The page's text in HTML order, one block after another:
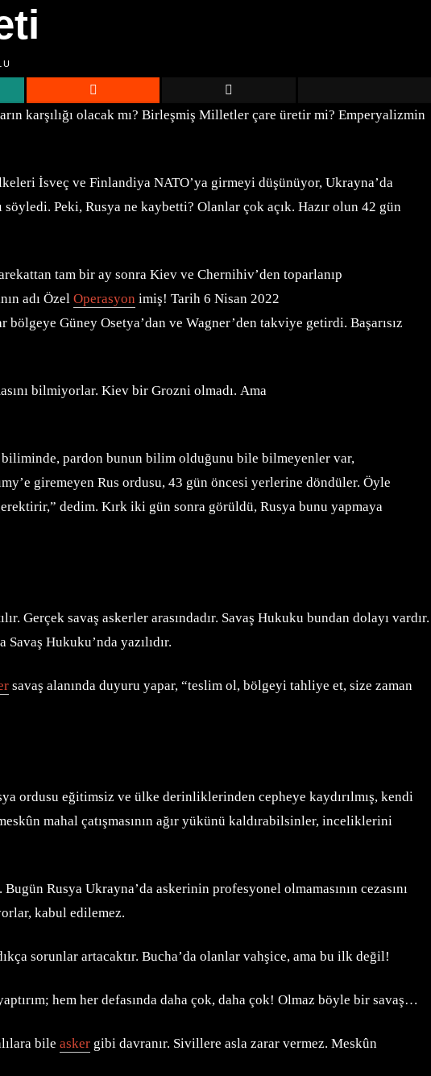
karşılığı olacak mı? Birleşmiş Milletler çare üretir mi? Emperyalizmin
İsveç ve Finlandiya NATO’ya girmeyi düşünüyor, Ukrayna’da
Peki, Rusya ne kaybetti? Olanlar çok açık. Hazır olun 42 gün
tam bir ay sonra Kiev ve Chernihiv’den toparlanıp
adı Özel Operasyon imiş! Tarih 6 Nisan 2022
Güney Osetya’dan ve Wagner’den takviye getirdi. Başarısız
bilmiyorlar. Kiev bir Grozni olmadı. Ama
biliminde, pardon bunun bilim olduğunu bile bilmeyenler var,
giremeyen Rus ordusu, 43 gün öncesi yerlerine döndüler. Öyle
dedim. Kırk iki gün sonra görüldü, Rusya bunu yapmaya
Gerçek savaş askerler arasındadır. Savaş Hukuku bundan dolayı vardır.
Hukuku’nda yazılıdır.
savaş alanında duyuru yapar, “teslim ol, bölgeyi tahliye et, size zaman
ordusu eğitimsiz ve ülke derinliklerinden cepheye kaydırılmış, kendi
mahal çatışmasının ağır yükünü kaldırabilsinler, inceliklerini
Rusya Ukrayna’da askerinin profesyonel olmamasının cezasını
kabul edilemez.
sorunlar artacaktır. Bucha’da olanlar vahşice, ama bu ilk değil!
hem her defasında daha çok, daha çok! Olmaz böyle bir savaş…
bile asker gibi davranır. Sivillere asla zarar vermez. Meskûn